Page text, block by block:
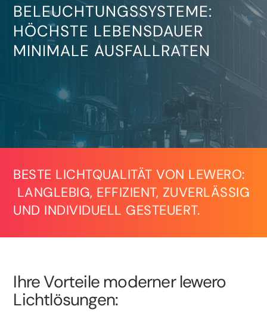
BELEUCHTUNGSSYSTEME:
HÖCHSTE LEBENSDAUER
MINIMALE AUSFALLRATEN
BESTE LICHTQUALITÄT VON LEWERO:
LANGLEBIG, EFFIZIENT, ZUVERLÄSSIG
UND INDIVIDUELL GESTEUERT.
Ihre Vorteile moderner lewero
Lichtlösungen: